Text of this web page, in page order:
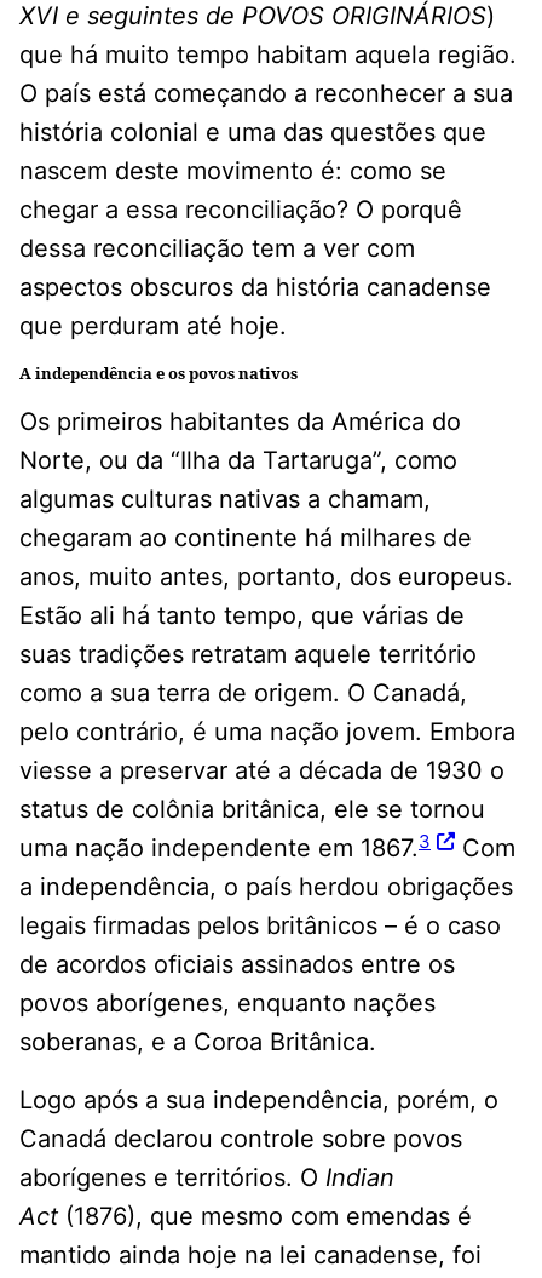
XVI e seguintes de POVOS ORIGINÁRIOS)
que há muito tempo habitam aquela região.
O país está começando a reconhecer a sua
história colonial e uma das questões que
nascem deste movimento é: como se
chegar a essa reconciliação? O porquê
dessa reconciliação tem a ver com
aspectos obscuros da história canadense
que perduram até hoje.
A independência e os povos nativos
Os primeiros habitantes da América do
Norte, ou da “Ilha da Tartaruga”, como
algumas culturas nativas a chamam,
chegaram ao continente há milhares de
anos, muito antes, portanto, dos europeus.
Estão ali há tanto tempo, que várias de
suas tradições retratam aquele território
como a sua terra de origem. O Canadá,
pelo contrário, é uma nação jovem. Embora
viesse a preservar até a década de 1930 o
status de colônia britânica, ele se tornou
uma nação independente em 1867.3
Com
a independência, o país herdou obrigações
legais firmadas pelos britânicos – é o caso
de acordos oficiais assinados entre os
povos aborígenes, enquanto nações
soberanas, e a Coroa Britânica.
Logo após a sua independência, porém, o
Canadá declarou controle sobre povos
aborígenes e territórios. O Indian
Act (1876), que mesmo com emendas é
mantido ainda hoje na lei canadense, foi